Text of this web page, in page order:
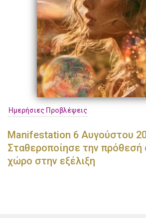
Ημερήσιες Προβλέψεις
Manifestation 6 Αυγούστου
Σταθεροποίησε την
χώρο στην εξέλιξη